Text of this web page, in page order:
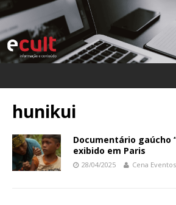
hunikui
Documentário gaúcho
exibido em Paris
28/04/2025 Cena